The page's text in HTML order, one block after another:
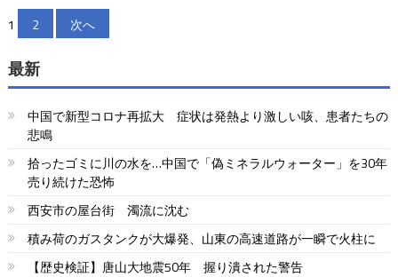
投
稿
の
ペ
ー
ジ
送
り
1 2 次へ
最新
中国で新型コロナ再拡大 症状は発熱より激しい咳、患者たちの
悲鳴
拾ったゴミに川の水を…中国で「偽ミネラルウォーター」を30年
売り続けた恐怖
西安市の屋台街 濁流に沈む
積み荷のガスタンクが大爆発、山東の高速道路が一瞬で火柱に
【歴史検証】唐山大地震50年 握り潰された警告